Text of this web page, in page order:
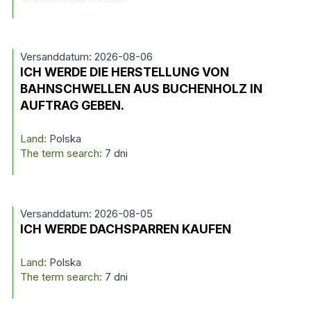
Versanddatum: 2026-08-06
ICH WERDE DIE HERSTELLUNG VON
BAHNSCHWELLEN AUS BUCHENHOLZ IN
AUFTRAG GEBEN.
Land: Polska
The term search: 7 dni
Versanddatum: 2026-08-05
ICH WERDE DACHSPARREN KAUFEN
Land: Polska
The term search: 7 dni